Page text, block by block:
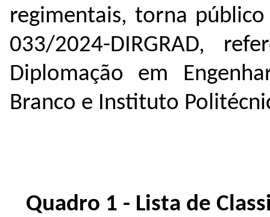
regimentais, torna
033/2024-DIRGRAD,
Diplomação em
Branco e Instituto
Quadro 1 - Lista de